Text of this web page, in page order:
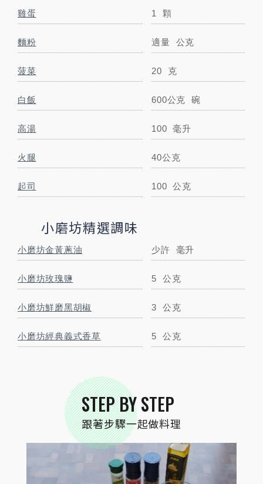
雞蛋 1 顆
麵粉 適量 公克
菠菜 20 克
白飯 600公克 碗
高湯 100 毫升
火腿 40公克
起司 100 公克
小磨坊精選調味
小磨坊金黃蔥油 少許 毫升
小磨坊玫瑰鹽 5 公克
小磨坊鮮磨黑胡椒 3 公克
小磨坊經典義式香草 5 公克
STEP BY STEP
跟著步驟一起做料理
小磨坊金黃蔥油 少許
小磨坊玫瑰鹽 5 公克
小磨坊鮮磨黑胡椒 3 公克
小磨坊經典義式香草 5 公克
STEP BY STEP
跟著步驟一起做料理
STEP01
菠菜與火腿切碎